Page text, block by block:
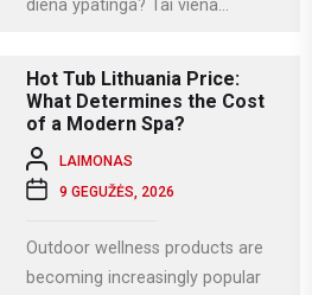
diena ypatinga? Tai viena
Hot Tub Lithuania Price:
What Determines the Cost
of a Modern Spa?
LAIMONAS
9 GEGUŽĖS, 2026
Outdoor wellness products are
becoming increasingly popular